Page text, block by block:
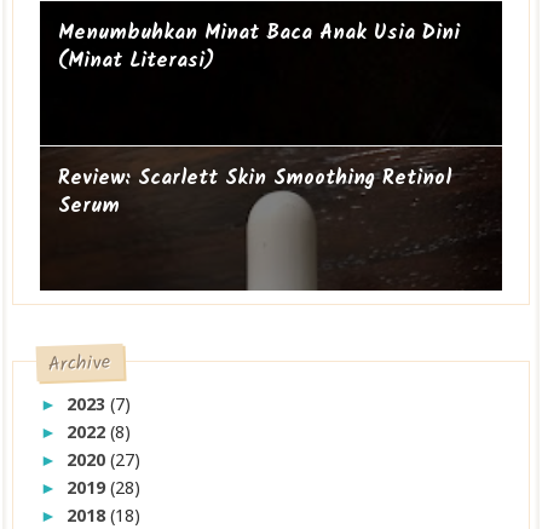
Mengapa perempuan itu sering geer?
Ibu Introvert
Menumbuhkan Minat Baca Anak Usia Dini
(Minat Literasi)
Review: Scarlett Skin Smoothing Retinol
Serum
Archive
► 2023(7)
► 2022(8)
► 2020(27)
► 2019(28)
► 2018(18)